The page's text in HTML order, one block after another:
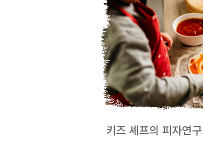
키즈 셰프의 피자연